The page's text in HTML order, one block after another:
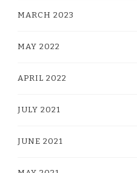
MARCH 2023
MAY 2022
APRIL 2022
JULY 2021
JUNE 2021